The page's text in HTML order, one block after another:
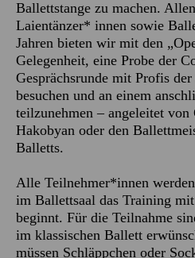
Ballettstange zu machen.
Laientänzer* innen sowie
Jahren bieten wir mit den
Gelegenheit, eine Probe der
Gesprächsrunde mit Profis
besuchen und an einem
teilzunehmen – angeleitet
Hakobyan oder den
Balletts.
Alle Teilnehmer*innen
im Ballettsaal das Training
beginnt. Für die Teilnahme
im klassischen Ballett
müssen Schläppchen oder